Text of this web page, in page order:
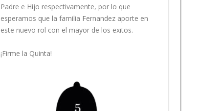
Padre e Hijo respectivamente, por lo que
esperamos que la familia Fernandez aporte en
este nuevo rol con el mayor de los exitos.
¡Firme la Quinta!